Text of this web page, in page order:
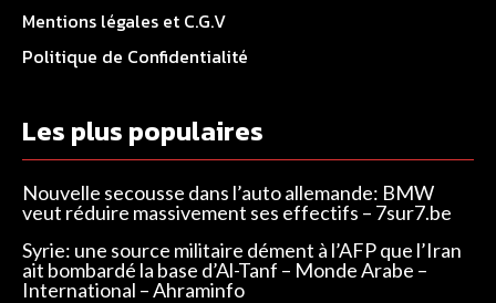
Mentions légales et C.G.V
Politique de Confidentialité
Les plus populaires
Nouvelle secousse dans l’auto allemande: BMW
veut réduire massivement ses effectifs – 7sur7.be
Syrie: une source militaire dément à l’AFP que l’Iran
ait bombardé la base d’Al-Tanf – Monde Arabe –
International – Ahraminfo